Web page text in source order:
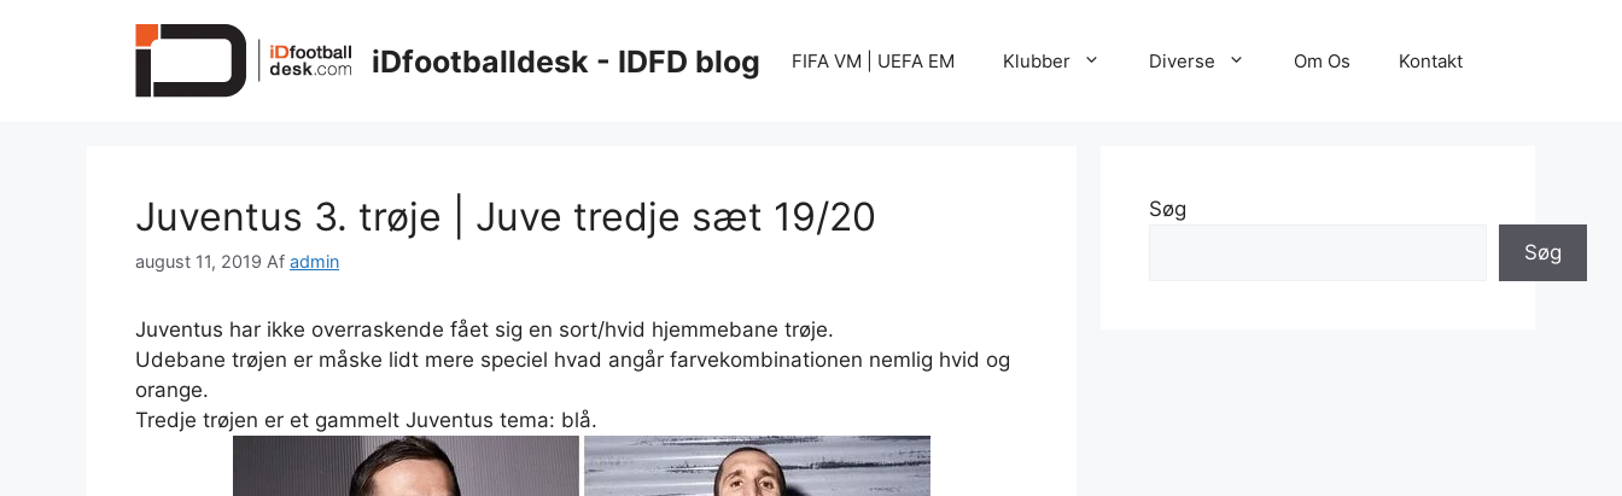
iDfootballdesk - IDFD blog FIFA VM | UEFA EM Klubber Diverse Om Os Kontakt
Juventus 3. trøje | Juve tredje sæt 19/20
august 11, 2019 Af admin
Juventus har ikke overraskende fået sig en sort/hvid hjemmebane trøje.
Udebane trøjen er måske lidt mere speciel hvad angår farvekombinationen nemlig hvid og
orange.
Tredje trøjen er et gammelt Juventus tema: blå.
Søg
Søg